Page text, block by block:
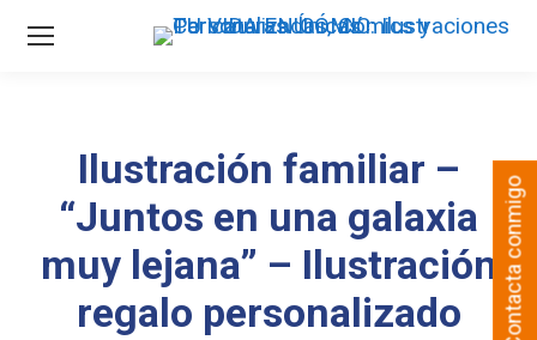
Ilustración familiar –
“Juntos en una galaxia
muy lejana” – Ilustración
regalo personalizado
Contacta conmigo